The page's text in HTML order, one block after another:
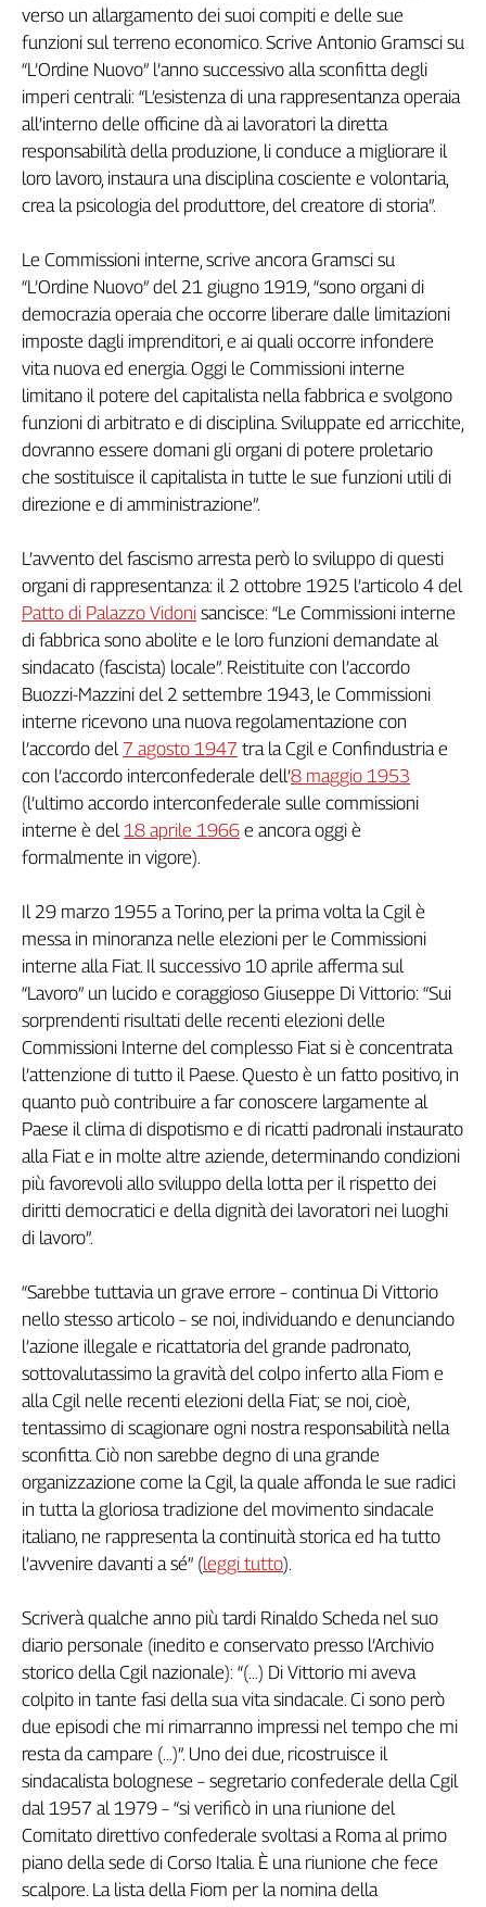
Lavoro
Territori
Abruzzo-
Molise
Alto
Adige
Basilicata
Campania
Emilia-
Romagna
Friuli
Venezia
Giulia
Lazio
Liguria
Lombardia
Marche
Puglia
Sardegna
Sicilia
Toscana
Trentino
Umbria
Valle
D'Aosta
Veneto
Archivio
Storico
1955-
Cerca
Contatti
La
redazione
Newsletter
Social
verso un allargamento dei suoi compiti e delle sue
funzioni sul terreno economico. Scrive Antonio Gramsci su
“L’Ordine Nuovo” l’anno successivo alla sconfitta degli
imperi centrali: “L’esistenza di una rappresentanza operaia
all’interno delle officine dà ai lavoratori la diretta
responsabilità della produzione, li conduce a migliorare il
loro lavoro, instaura una disciplina cosciente e volontaria,
crea la psicologia del produttore, del creatore di storia”.
Le Commissioni interne, scrive ancora Gramsci su
“L’Ordine Nuovo” del 21 giugno 1919, “sono organi di
democrazia operaia che occorre liberare dalle limitazioni
imposte dagli imprenditori, e ai quali occorre infondere
vita nuova ed energia. Oggi le Commissioni interne
limitano il potere del capitalista nella fabbrica e svolgono
funzioni di arbitrato e di disciplina. Sviluppate ed arricchite,
dovranno essere domani gli organi di potere proletario
che sostituisce il capitalista in tutte le sue funzioni utili di
direzione e di amministrazione”.
L’avvento del fascismo arresta però lo sviluppo di questi
organi di rappresentanza: il 2 ottobre 1925 l’articolo 4 del
Patto di Palazzo Vidoni sancisce: “Le Commissioni interne
di fabbrica sono abolite e le loro funzioni demandate al
sindacato (fascista) locale”. Reistituite con l’accordo
Buozzi-Mazzini del 2 settembre 1943, le Commissioni
interne ricevono una nuova regolamentazione con
l’accordo del 7 agosto 1947 tra la Cgil e Confindustria e
con l’accordo interconfederale dell’8 maggio 1953
(l’ultimo accordo interconfederale sulle commissioni
interne è del 18 aprile 1966 e ancora oggi è
formalmente in vigore).
Il 29 marzo 1955 a Torino, per la prima volta la Cgil è
messa in minoranza nelle elezioni per le Commissioni
interne alla Fiat. Il successivo 10 aprile afferma sul
“Lavoro” un lucido e coraggioso Giuseppe Di Vittorio: “Sui
sorprendenti risultati delle recenti elezioni delle
Commissioni Interne del complesso Fiat si è concentrata
l’attenzione di tutto il Paese. Questo è un fatto positivo, in
quanto può contribuire a far conoscere largamente al
Paese il clima di dispotismo e di ricatti padronali instaurato
alla Fiat e in molte altre aziende, determinando condizioni
più favorevoli allo sviluppo della lotta per il rispetto dei
diritti democratici e della dignità dei lavoratori nei luoghi
di lavoro”.
“Sarebbe tuttavia un grave errore – continua Di Vittorio
nello stesso articolo – se noi, individuando e denunciando
l’azione illegale e ricattatoria del grande padronato,
sottovalutassimo la gravità del colpo inferto alla Fiom e
alla Cgil nelle recenti elezioni della Fiat; se noi, cioè,
tentassimo di scagionare ogni nostra responsabilità nella
sconfitta. Ciò non sarebbe degno di una grande
organizzazione come la Cgil, la quale affonda le sue radici
in tutta la gloriosa tradizione del movimento sindacale
italiano, ne rappresenta la continuità storica ed ha tutto
l’avvenire davanti a sé” (leggi tutto).
Scriverà qualche anno più tardi Rinaldo Scheda nel suo
diario personale (inedito e conservato presso l’Archivio
storico della Cgil nazionale): “(…) Di Vittorio mi aveva
colpito in tante fasi della sua vita sindacale. Ci sono però
due episodi che mi rimarranno impressi nel tempo che mi
resta da campare (…)”. Uno dei due, ricostruisce il
sindacalista bolognese – segretario confederale della Cgil
dal 1957 al 1979 – “si verificò in una riunione del
Comitato direttivo confederale svoltasi a Roma al primo
piano della sede di Corso Italia. È una riunione che fece
scalpore. La lista della Fiom per la nomina della